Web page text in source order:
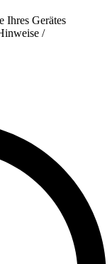
Ihres Gerätes
/